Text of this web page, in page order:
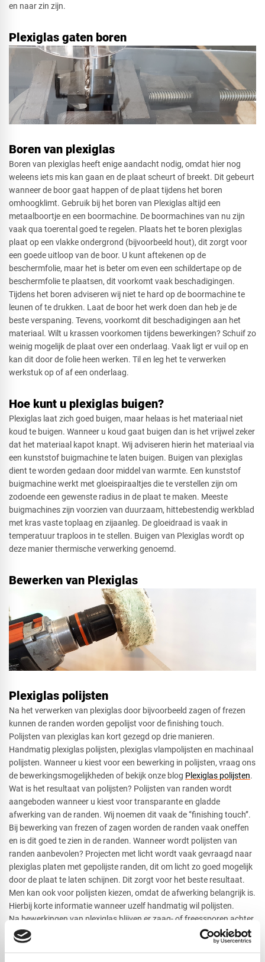
en naar zin zijn.
Plexiglas gaten boren
Boren van plexiglas
Boren van plexiglas heeft enige aandacht nodig, omdat hier nog
weleens iets mis kan gaan en de plaat scheurt of breekt. Dit gebeurt
wanneer de boor gaat happen of de plaat tijdens het boren
omhoogklimt. Gebruik bij het boren van Plexiglas altijd een
metaalboortje en een boormachine. De boormachines van nu zijn
vaak qua toerental goed te regelen. Plaats het te boren plexiglas
plaat op een vlakke ondergrond (bijvoorbeeld hout), dit zorgt voor
een goede uitloop van de boor. U kunt aftekenen op de
beschermfolie, maar het is beter om even een schildertape op de
beschermfolie te plaatsen, dit voorkomt vaak beschadigingen.
Tijdens het boren adviseren wij niet te hard op de boormachine te
leunen of te drukken. Laat de boor het werk doen dan heb je de
beste verspaning. Tevens, voorkomt dit beschadigingen aan het
materiaal. Wilt u krassen voorkomen tijdens bewerkingen? Schuif zo
weinig mogelijk de plaat over een onderlaag. Vaak ligt er vuil op en
kan dit door de folie heen werken. Til en leg het te verwerken
werkstuk op of af een onderlaag.
Hoe kunt u plexiglas buigen?
Plexiglas laat zich goed buigen, maar helaas is het materiaal niet
koud te buigen. Wanneer u koud gaat buigen dan is het vrijwel zeker
dat het materiaal kapot knapt. Wij adviseren hierin het materiaal via
een kunststof buigmachine te laten buigen. Buigen van plexiglas
dient te worden gedaan door middel van warmte. Een kunststof
buigmachine werkt met gloeispiraaltjes die te verstellen zijn om
zodoende een gewenste radius in de plaat te maken. Meeste
buigmachines zijn voorzien van duurzaam, hittebestendig werkblad
met kras vaste toplaag en zijaanleg. De gloeidraad is vaak in
temperatuur traploos in te stellen. Buigen van Plexiglas wordt op
deze manier thermische verwerking genoemd.
Bewerken van Plexiglas
Plexiglas polijsten
Na het verwerken van plexiglas door bijvoorbeeld zagen of frezen
kunnen de randen worden gepolijst voor de finishing touch.
Polijsten van plexiglas kan kort gezegd op drie manieren.
Handmatig plexiglas polijsten, plexiglas vlampolijsten en machinaal
polijsten. Wanneer u kiest voor een bewerking in polijsten, vraag ons
de bewerkingsmogelijkheden of bekijk onze blog Plexiglas polijsten.
Wat is het resultaat van polijsten? Polijsten van randen wordt
aangeboden wanneer u kiest voor transparante en gladde
afwerking van de randen. Wij noemen dit vaak de ‘’finishing touch’’.
Bij bewerking van frezen of zagen worden de randen vaak oneffen
en is dit goed te zien in de randen. Wanneer wordt polijsten van
randen aanbevolen? Projecten met licht wordt vaak gevraagd naar
plexiglas platen met gepolijste randen, dit om licht zo goed mogelijk
door de plaat te laten schijnen. Dit zorgt voor het beste resultaat.
Men kan ook voor polijsten kiezen, omdat de afwerking belangrijk is.
Hierbij korte informatie wanneer uzelf handmatig wil polijsten.
Na bewerkingen van plexiglas blijven er zaag- of freessporen achter.
Bij zagen wordt dit een zaagslag genoemd en bij frezen noemt men
dit een machineslag. De oneffenheden in de rand is duidelijk een